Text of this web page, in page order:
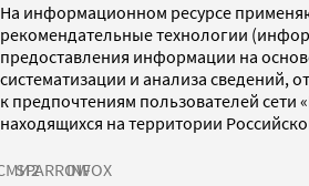
На информационном ресурсе
рекомендательные технологии
предоставления информации на
систематизации и анализа сведений,
к предпочтениям пользователей сети
находящихся на территории
SPARROWINFOX